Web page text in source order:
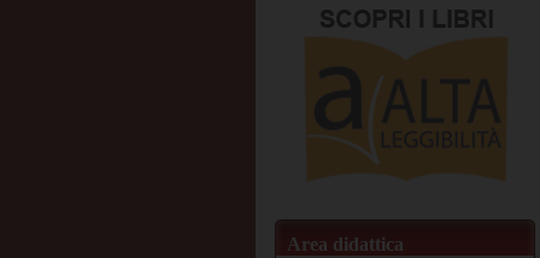
Area didattica